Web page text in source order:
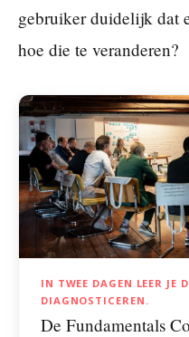
gebruiker duidelijk dat
hoe die te veranderen?
IN TWEE DAGEN LEER JE
DIAGNOSTICEREN.
De Fundamentals